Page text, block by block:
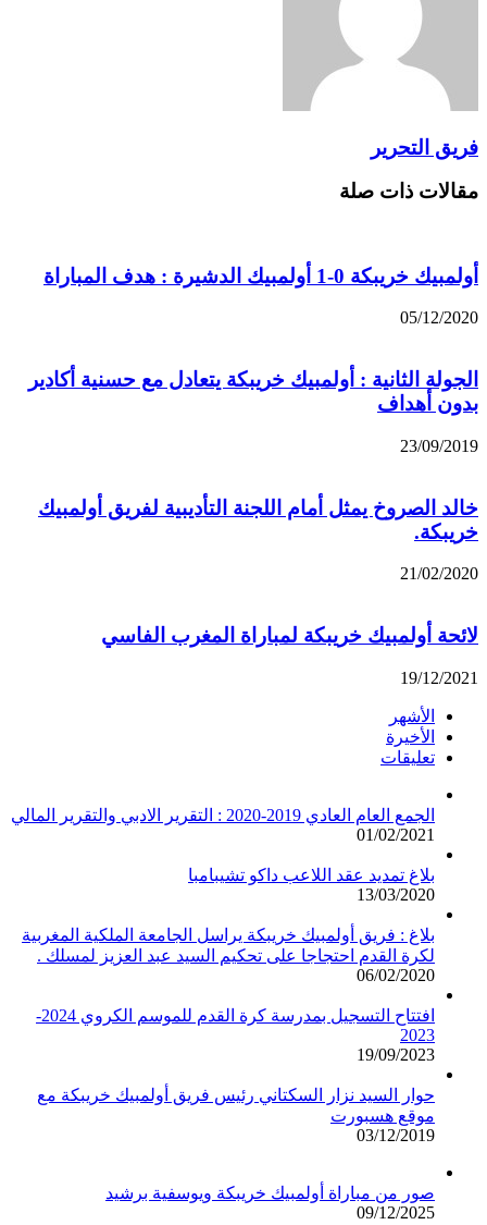
فريق التحرير
مقالات ذات صلة
أولمبيك خريبكة 0-1 أولمبيك الدشيرة : هدف المباراة
05/12/2020
الجولة الثانية : أولمبيك خريبكة يتعادل مع حسنية أكادير
بدون أهداف
23/09/2019
خالد الصروخ يمثل أمام اللجنة التأديبية لفريق أولمبيك
خريبكة.
21/02/2020
لائحة أولمبيك خريبكة لمباراة المغرب الفاسي
19/12/2021
الأشهر
الأخيرة
تعليقات
الجمع العام العادي 2019-2020 : التقرير الادبي والتقرير المالي
01/02/2021
بلاغ تمديد عقد اللاعب داكو تشيبامبا
13/03/2020
بلاغ : فريق أولمبيك خريبكة يراسل الجامعة الملكية المغربية
لكرة القدم احتجاجا على تحكيم السيد عبد العزيز لمسلك .
06/02/2020
افتتاح التسجيل بمدرسة كرة القدم للموسم الكروي 2024-
2023
19/09/2023
حوار السيد نزار السكتاني رئيس فريق أولمبيك خريبكة مع
موقع هسبورت
03/12/2019
صور من مباراة أولمبيك خريبكة ويوسفية برشيد
09/12/2025